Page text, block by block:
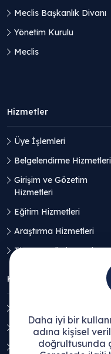
Meclis Başkanlık Divanı
Yönetim Kurulu
Meclis
Hizmetler
Üye İşlemleri
Belgelendirme Hizmetleri
Girişim ve Gözetim
Hizmetleri
Eğitim Hizmetleri
Araştırma Hizmetleri
Ticaret Geliştirme
KVKK
Açık Rıza Beyanı
Çerez Politikası
Daha iyi bir
adına kişisel
doğrultusunda